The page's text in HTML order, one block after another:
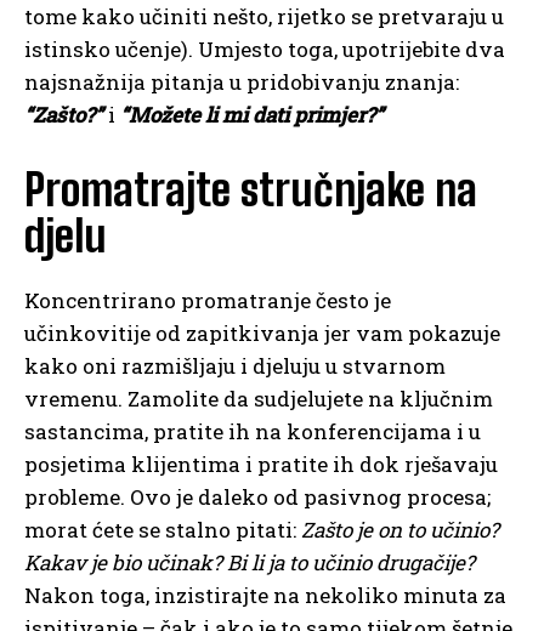
tome kako učiniti nešto, rijetko se pretvaraju u
istinsko učenje). Umjesto toga, upotrijebite dva
najsnažnija pitanja u pridobivanju znanja:
“Zašto?”i “Možete li mi dati primjer?”
Promatrajte stručnjake na
djelu
Koncentrirano promatranje često je
učinkovitije od zapitkivanja jer vam pokazuje
kako oni razmišljaju i djeluju u stvarnom
vremenu. Zamolite da sudjelujete na ključnim
sastancima, pratite ih na konferencijama i u
posjetima klijentima i pratite ih dok rješavaju
probleme. Ovo je daleko od pasivnog procesa;
morat ćete se stalno pitati:Zašto je on to učinio?
Kakav je bio učinak? Bi li ja to učinio drugačije?
Nakon toga, inzistirajte na nekoliko minuta za